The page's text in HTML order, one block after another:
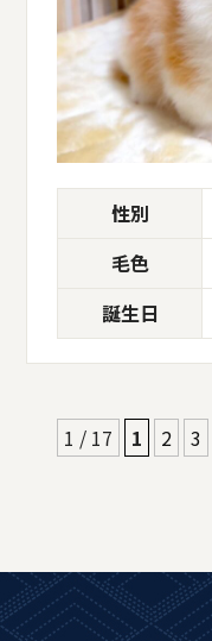
性別
毛色
誕生日
1 / 17 1 2 3